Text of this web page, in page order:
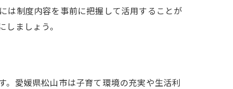
は制度内容を事前に把握して活用することが
ましょう。
愛媛県松山市は子育て環境の充実や生活利